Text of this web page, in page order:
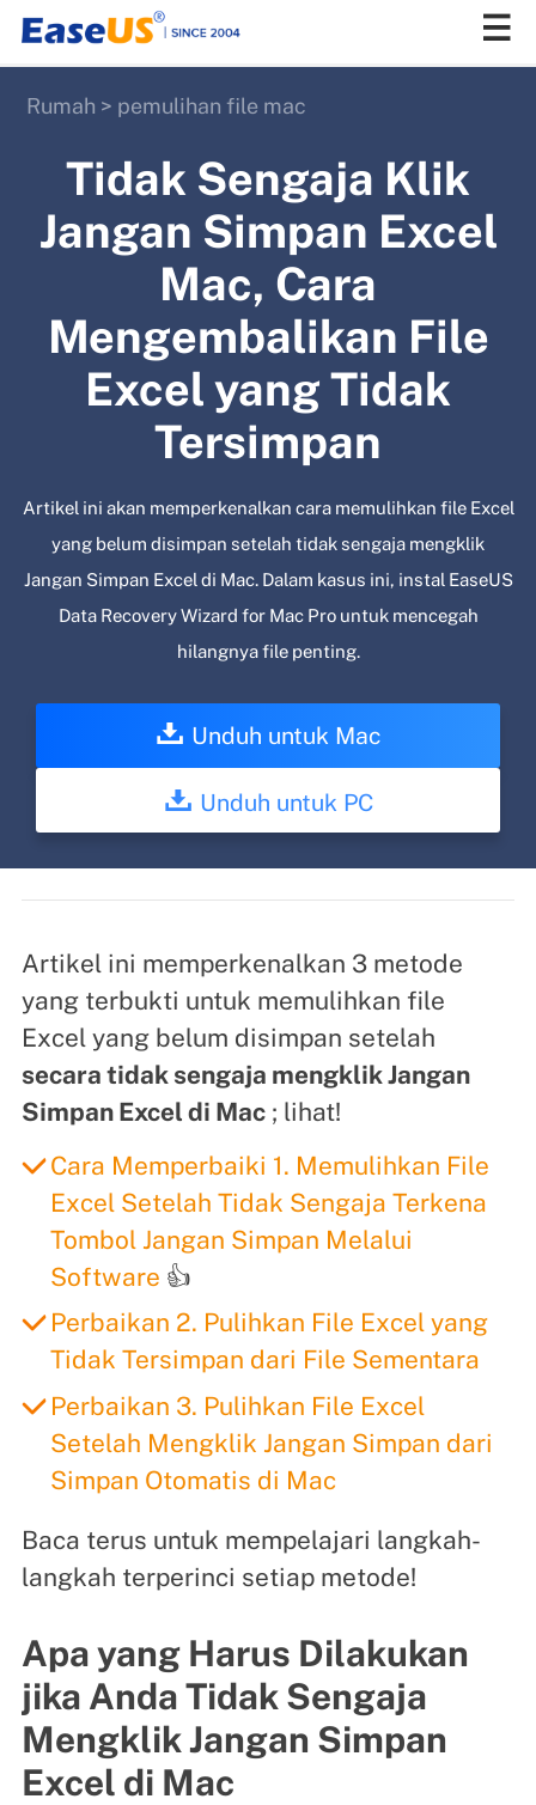
Rumah > pemulihan file mac
Tidak Sengaja Klik
Jangan Simpan Excel
Mac, Cara
Mengembalikan File
Excel yang Tidak
Tersimpan
Artikel ini akan memperkenalkan cara memulihkan file Excel
yang belum disimpan setelah tidak sengaja mengklik
Jangan Simpan Excel di Mac. Dalam kasus ini, instal EaseUS
Data Recovery Wizard for Mac Pro untuk mencegah
hilangnya file penting.
Unduh untuk Mac
Unduh untuk PC
Artikel ini memperkenalkan 3 metode
yang terbukti untuk memulihkan file
Excel yang belum disimpan setelah
secara tidak sengaja mengklik Jangan
Simpan Excel di Mac; lihat!
Cara Memperbaiki 1. Memulihkan File
Excel Setelah Tidak Sengaja Terkena
Tombol Jangan Simpan Melalui
Software 👍
Perbaikan 2. Pulihkan File Excel yang
Tidak Tersimpan dari File Sementara
Perbaikan 3. Pulihkan File Excel
Setelah Mengklik Jangan Simpan dari
Simpan Otomatis di Mac
Baca terus untuk mempelajari langkah-
langkah terperinci setiap metode!
Apa yang Harus Dilakukan
jika Anda Tidak Sengaja
Mengklik Jangan Simpan
Excel di Mac